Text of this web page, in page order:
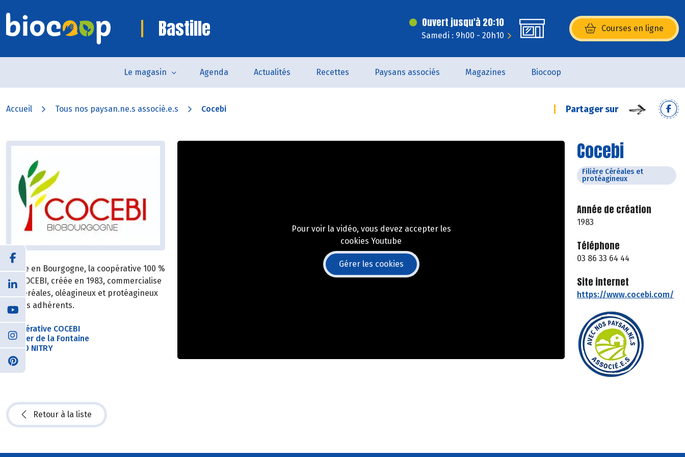
Bastille Ouvert jusqu'à 20:10
Samedi : 9h00 - 20h10
Courses en ligne
(s’ouvre dans une nouvelle
Le magasin Agenda Actualités Recettes Paysans associés Magazines Biocoop
Accueil Tous nos paysan.ne.s associé.e.s Cocebi Partager sur
Cocebi
Filière Céréales et
protéagineux
Année de création
1983
Téléphone
03 86 33 64 44
Site internet
https://www.cocebi.com/
Basée en Bourgogne, la coopérative 100 %
Bio COCEBI, créée en 1983, commercialise
les céréales, oléagineux et protéagineux
de ses adhérents.
Coopérative COCEBI
Sentier de la Fontaine
89310 NITRY
Pour voir la vidéo, vous devez accepter les
cookies Youtube
Gérer les cookies
Retour à la liste